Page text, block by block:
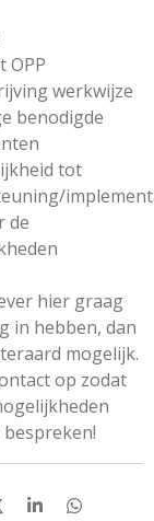
OPP
werkwijze
benodigde
tot
de
hier graag
in hebben, dan
mogelijk.
op zodat
S
D